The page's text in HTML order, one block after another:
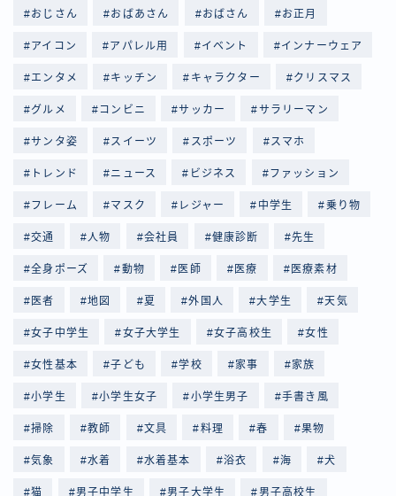
おじさん おばあさん おばさん お正月
アイコン アパレル用 イベント インナーウェア
エンタメ キッチン キャラクター クリスマス
グルメ コンビニ サッカー サラリーマン
サンタ姿 スイーツ スポーツ スマホ
トレンド ニュース ビジネス ファッション
フレーム マスク レジャー 中学生 乗り物
交通 人物 会社員 健康診断 先生
全身ポーズ 動物 医師 医療 医療素材
医者 地図 夏 外国人 大学生 天気
女子中学生 女子大学生 女子高校生 女性
女性基本 子ども 学校 家事 家族
小学生 小学生女子 小学生男子 手書き風
掃除 教師 文具 料理 春 果物
気象 水着 水着基本 浴衣 海 犬
猫 男子中学生 男子大学生 男子高校生